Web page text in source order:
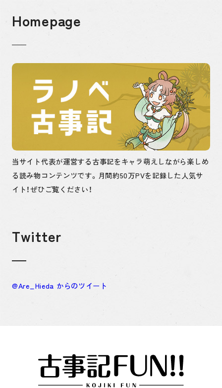
Homepage
当サイト代表が運営する古事記をキャラ萌えしながら楽しめ
る読み物コンテンツです。月間約50万PVを記録した人気サ
イト！ぜひご覧ください！
Twitter
@Are_Hieda からのツイート